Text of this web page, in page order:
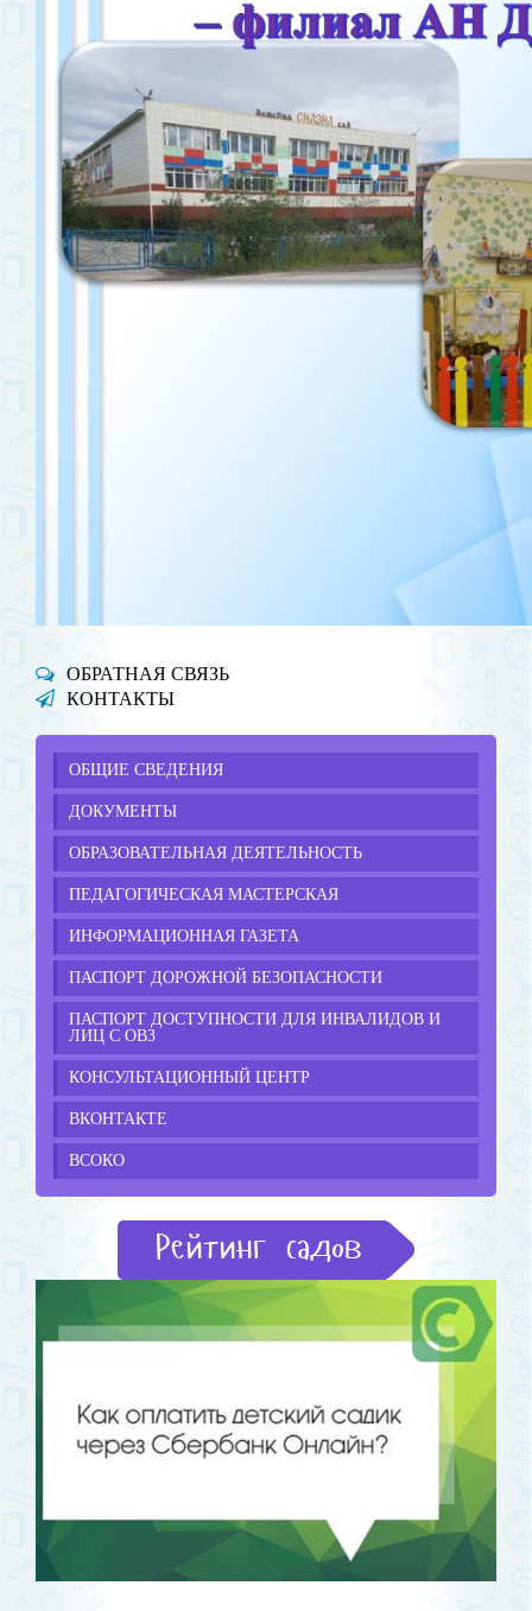
ОБРАТНАЯ СВЯЗЬ
КОНТАКТЫ
ОБЩИЕ СВЕДЕНИЯ
ДОКУМЕНТЫ
ОБРАЗОВАТЕЛЬНАЯ ДЕЯТЕЛЬНОСТЬ
ПЕДАГОГИЧЕСКАЯ МАСТЕРСКАЯ
ИНФОРМАЦИОННАЯ ГАЗЕТА
ПАСПОРТ ДОРОЖНОЙ БЕЗОПАСНОСТИ
ПАСПОРТ ДОСТУПНОСТИ ДЛЯ ИНВАЛИДОВ И
ЛИЦ С ОВЗ
КОНСУЛЬТАЦИОННЫЙ ЦЕНТР
ВКОНТАКТЕ
ВСОКО
Рейтинг садов